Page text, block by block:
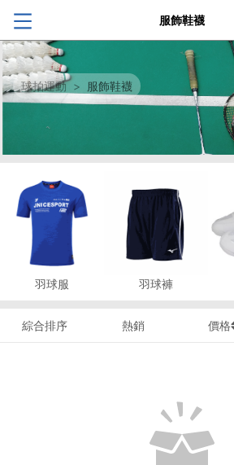
服飾鞋襪
球拍運動 > 服飾鞋襪
羽球服 羽球褲
綜合排序 熱銷 價格